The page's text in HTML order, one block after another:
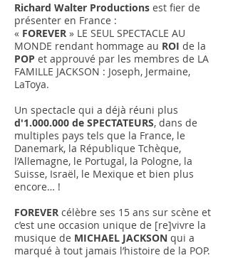
Richard Walter Productions est fier de
présenter en France :
« FOREVER » LE SEUL SPECTACLE AU
MONDE rendant hommage au ROI de la
POP et approuvé par les membres de LA
FAMILLE JACKSON : Joseph, Jermaine,
LaToya.
Un spectacle qui a déjà réuni plus
d'1.000.000 de SPECTATEURS, dans de
multiples pays tels que la France, le
Danemark, la République Tchèque,
l’Allemagne, le Portugal, la Pologne, la
Suisse, Israël, le Mexique et bien plus
encore… !
FOREVER célèbre ses 15 ans sur scène et
c’est une occasion unique de [re]vivre la
musique de MICHAEL JACKSON qui a
marqué à tout jamais l’histoire de la POP.